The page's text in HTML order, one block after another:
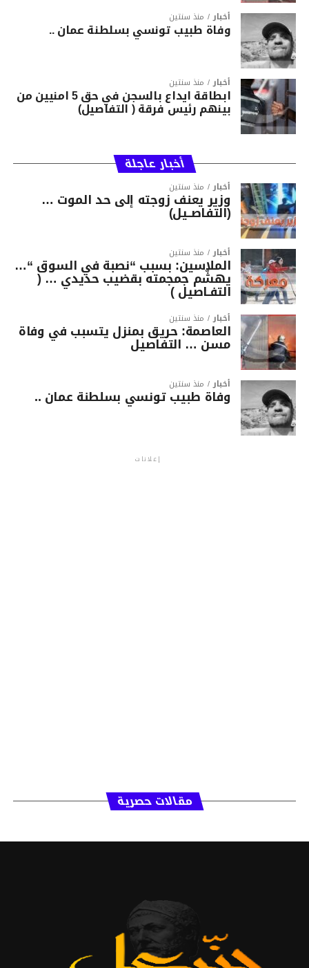
أخبار منذ سنتين
وفاة طبيب تونسي بسلطنة عمان ..
أخبار منذ سنتين
ابطاقة ايداع بالسجن في حق 5 امنيين من
بينهم رئيس فرقة ( التفاصيل)
أخبار عاجلة
أخبار منذ سنتين
وزير يعنف زوجته إلى حد الموت …
(التفاصــيل)
أخبار منذ سنتين
الملاسين: بسبب “نصبة في السوق “…
يهشّم جمجمته بقضيب حديدي … (
التفـاصيل )
أخبار منذ سنتين
العاصمة: حريق بمنزل يتسبب في وفاة
مسن … التفاصيل
أخبار منذ سنتين
وفاة طبيب تونسي بسلطنة عمان ..
إعلانات
مقالات حصرية